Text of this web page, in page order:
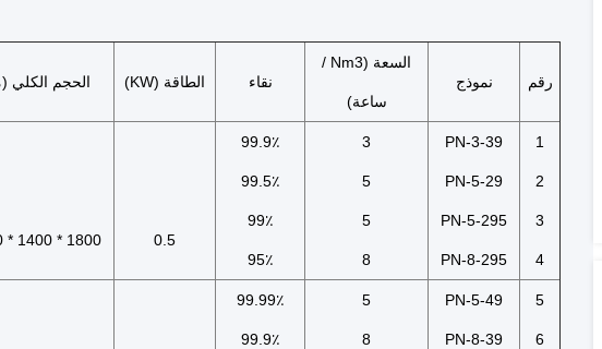
رقم نموذج
السعة (Nm3 /
ساعة)
نقاء الطاقة (KW) الحجم الكلي
1
2
3
4
PN-3-39
PN-5-29
PN-5-295
PN-8-295
3
5
5
8
99.9٪
99.5٪
99٪
95٪
0.5
1800 * 1400 * 1500
5
6
PN-5-49
PN-8-39
5
8
99.99٪
99.9٪